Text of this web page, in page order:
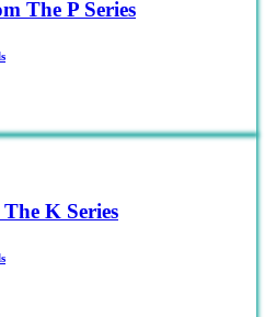
The P Series
K Series